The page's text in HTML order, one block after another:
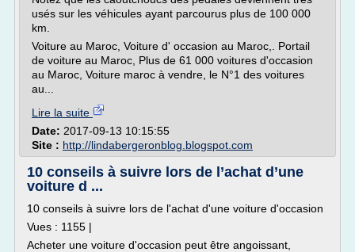
usés sur les véhicules ayant parcourus plus de 100 000
km.
Voiture au Maroc, Voiture d' occasion au Maroc,. Portail
de voiture au Maroc, Plus de 61 000 voitures d'occasion
au Maroc, Voiture maroc à vendre, le N°1 des voitures
au...
Lire la suite
Date: 2017-09-13 10:15:55
Site : http://lindabergeronblog.blogspot.com
10 conseils à suivre lors de l’achat d’une
voiture d ...
10 conseils à suivre lors de l'achat d'une voiture d'occasion
Vues : 1155 |
Acheter une voiture d'occasion peut être angoissant,